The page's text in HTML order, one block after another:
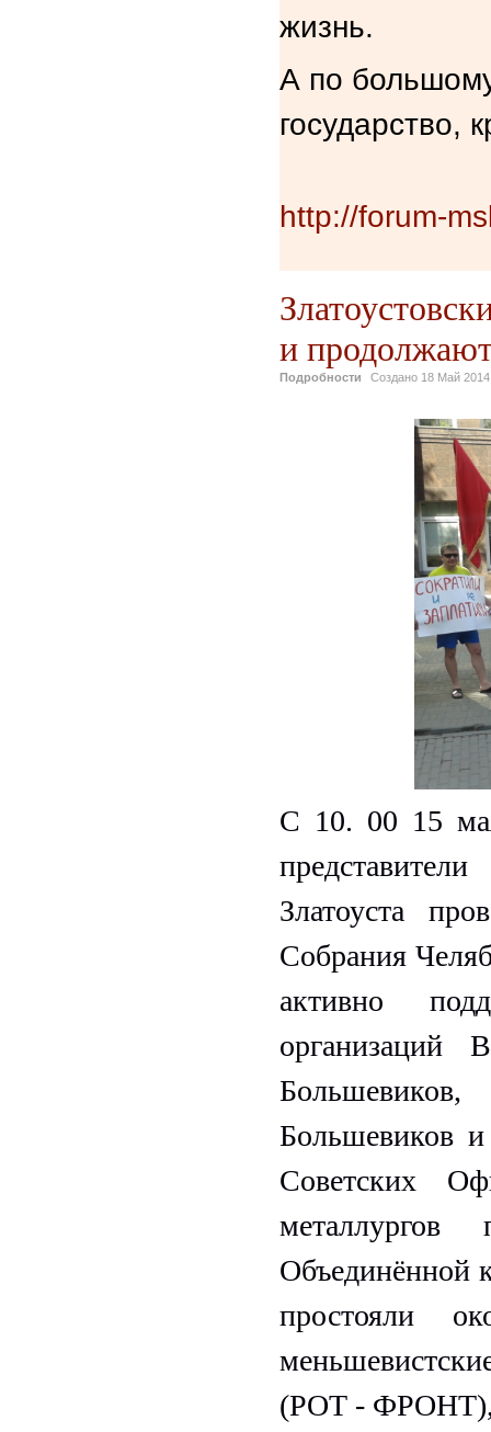
жизнь.
А по
государство,
http://forum-
и
Подробности Создано 18 Май 2014
С 10. 00 15
Златоуста
Собрания
активно
организаций
Большевиков
Советских
Объединённой
простояли
(РОТ - ФРОНТ),